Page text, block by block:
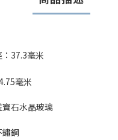
37.3毫米
毫米
石水晶玻璃
鋼